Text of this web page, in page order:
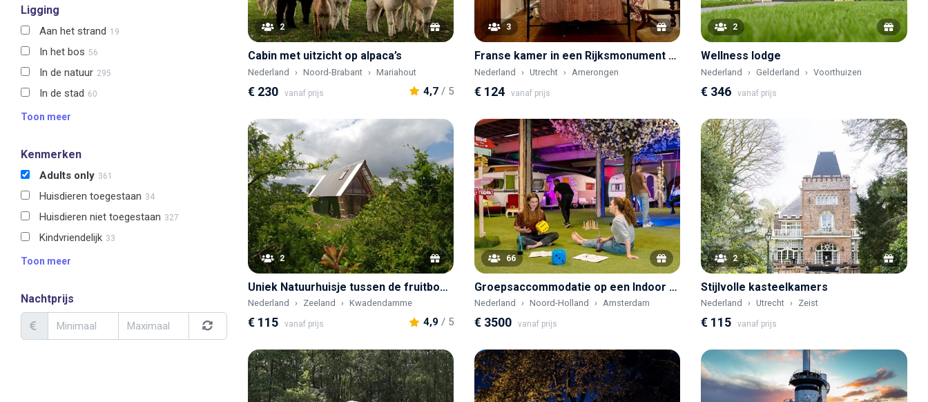
Ligging
Aan het strand 19
In het bos 56
In de natuur 295
In de stad 60
Toon meer
Kenmerken
Adults only 361
Huisdieren toegestaan 34
Huisdieren niet toegestaan 327
Kindvriendelijk 33
Toon meer
Nachtprijs
2
Cabin met uitzicht op alpaca’s
Nederland Noord-Brabant Mariahout
€ 230 vanaf prijs 4,7/ 5
3
Franse kamer in een Rijksmonument met een koninklijk verleden
Nederland Utrecht Amerongen
€ 124 vanaf prijs
2
Wellness lodge
Nederland Gelderland Voorthuizen
€ 346 vanaf prijs
2
Uniek Natuurhuisje tussen de fruitbomen
Nederland Zeeland Kwadendamme
€ 115 vanaf prijs 4,9/ 5
66
Groepsaccommodatie op een Indoor camping
Nederland Noord-Holland Amsterdam
€ 3500 vanaf prijs
2
Stijlvolle kasteelkamers
Nederland Utrecht Zeist
€ 115 vanaf prijs